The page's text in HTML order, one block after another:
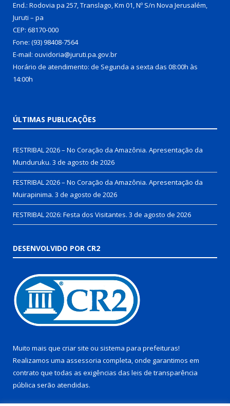
End.: Rodovia pa 257, Translago, Km 01, Nº S/n Nova Jerusalém,
Juruti – pa
CEP: 68170-000
Fone: (93) 98408-7564
E-mail: ouvidoria@juruti.pa.gov.br
Horário de atendimento: de Segunda a sexta das 08:00h às
14:00h
ÚLTIMAS PUBLICAÇÕES
FESTRIBAL 2026 – No Coração da Amazônia. Apresentação da
Munduruku. 3 de agosto de 2026
FESTRIBAL 2026 – No Coração da Amazônia. Apresentação da
Muirapinima. 3 de agosto de 2026
FESTRIBAL 2026: Festa dos Visitantes. 3 de agosto de 2026
DESENVOLVIDO POR CR2
Muito mais que criar site ou sistema para prefeituras!
Realizamos uma assessoria completa, onde garantimos em
contrato que todas as exigências das leis de transparência
pública serão atendidas.